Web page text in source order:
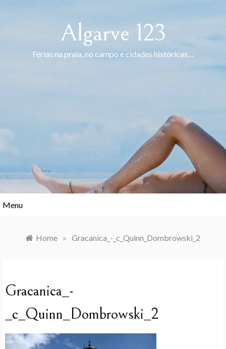
Algarve 123
Férias na praia, no campo e cidades históricas…
Menu
Home » Gracanica_-_c_Quinn_Dombrowski_2
Gracanica_-
_c_Quinn_Dombrowski_2